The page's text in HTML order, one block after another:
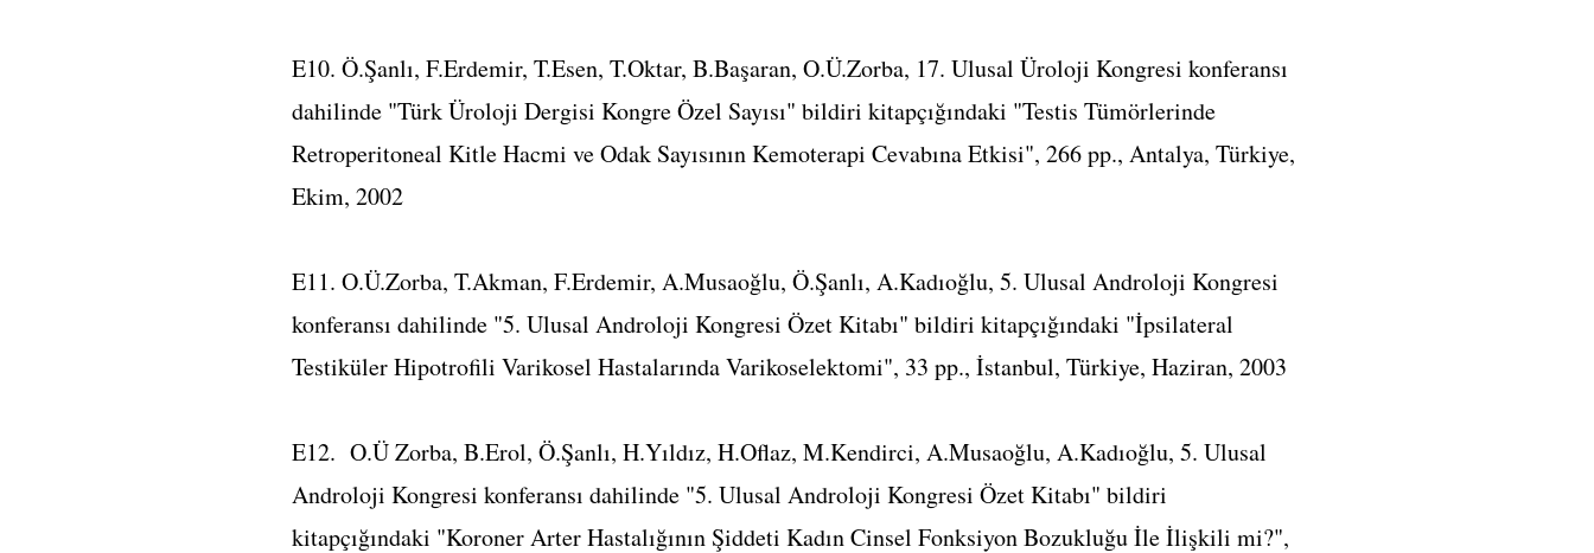
E10. Ö.Şanlı, F.Erdemir, T.Esen, T.Oktar, B.Başaran, O.Ü.Zorba, 17. Ulusal Üroloji Kongresi konferansı
dahilinde "Türk Üroloji Dergisi Kongre Özel Sayısı" bildiri kitapçığındaki "Testis Tümörlerinde
Retroperitoneal Kitle Hacmi ve Odak Sayısının Kemoterapi Cevabına Etkisi", 266 pp., Antalya, Türkiye,
Ekim, 2002
E11. O.Ü.Zorba, T.Akman, F.Erdemir, A.Musaoğlu, Ö.Şanlı, A.Kadıoğlu, 5. Ulusal Androloji Kongresi
konferansı dahilinde "5. Ulusal Androloji Kongresi Özet Kitabı" bildiri kitapçığındaki "İpsilateral
Testiküler Hipotrofili Varikosel Hastalarında Varikoselektomi", 33 pp., İstanbul, Türkiye, Haziran, 2003
E12. O.Ü Zorba, B.Erol, Ö.Şanlı, H.Yıldız, H.Oflaz, M.Kendirci, A.Musaoğlu, A.Kadıoğlu, 5. Ulusal
Androloji Kongresi konferansı dahilinde "5. Ulusal Androloji Kongresi Özet Kitabı" bildiri
kitapçığındaki "Koroner Arter Hastalığının Şiddeti Kadın Cinsel Fonksiyon Bozukluğu İle İlişkili mi?",